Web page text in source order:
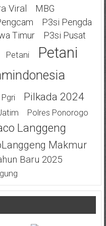
Viral MBG
P3si Pengda
Timur
P3si Pusat
Petani
Petani
Pgri Pilkada 2024
Polres Ponorogo
Langgeng
Makmur
Baru 2025